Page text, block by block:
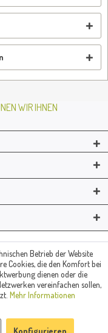
WIR IHNEN
| Westring 2 | 45659
muehle.de
Betrieb der Website
Cookies, die den Komfort bei
dienen oder die
vereinfachen sollen,
Mehr Informationen
Konfigurieren